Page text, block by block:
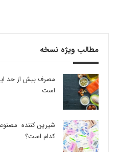
مطالب ویژه نسخه
است
شیرین کننده
کدام است؟